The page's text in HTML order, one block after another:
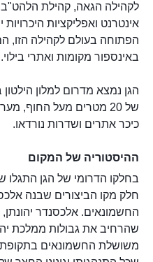
לקהילה הגאה, קהילת
אינטרנט ואפליקציות
הפתוחה בעולם לקהילה
באינספור מקומות ואתרי בילוי.
הגן נמצא מדרום למלון
של 20 מטרים מעל החוף,
כיכר אתרים ושדרות נורדאו.
ההיסטוריה של המקום
בחלקו הדרומי של הגן התגלו
חלק מקו הביצורים שבנה
החשמונאים. אלכסנדר יהונתן,
שהרחיב את גבולות ממלכת
משושלת החשמונאים בתקופת